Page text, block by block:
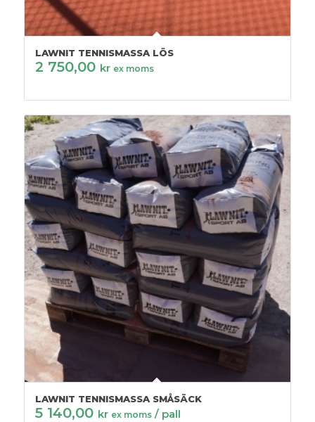
LAWNIT TENNISMASSA LÖS
2 750,00 kr ex moms
LAWNIT TENNISMASSA SMÅSÄCK
5 140,00 kr ex moms / pall